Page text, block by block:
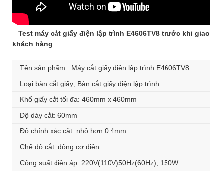
Test máy cắt giấy điện lập trình E4606TV8 trước khi giao
khách hàng
Tên sản phẩm : Máy cắt giấy điện lập trình E4606TV8
Loại bàn cắt giấy; Bàn cắt giấy điện lập trình
Khổ giấy cắt tối đa: 460mm x 460mm
Độ dày cắt: 60mm
Đô chính xác cắt: nhỏ hơn 0.4mm
Chế độ cắt: động cơ điện
Công suất điện áp: 220V(110V)50Hz(60Hz); 150W